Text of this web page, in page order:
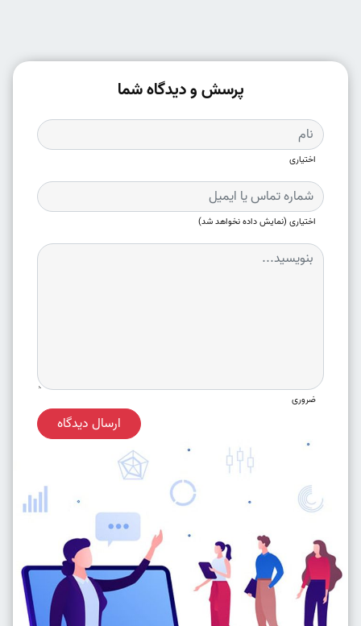
پرسش و دیدگاه شما
اختیاری
اختیاری (نمایش داده نخواهد شد)
ضروری
ارسال دیدگاه